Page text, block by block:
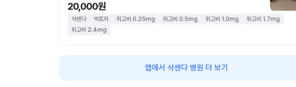
20,000원
삭센다 빅토자 위고비 0.25mg 위고비 0.5mg 위고비 1.0mg
위고비 1.7mg
위고비 2.4mg
앱에서 삭센다 병원 더 보기